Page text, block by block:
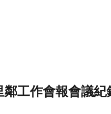
工作會報會議紀